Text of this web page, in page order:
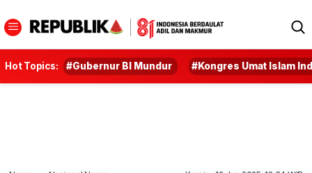
Hot Topics: #Gubernur BI Mundur #Kongres Umat Islam